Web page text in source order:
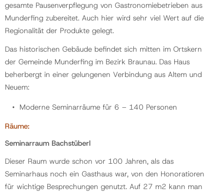
Gemeinde
Kontakt
gesamte Pausenverpflegung von Gastronomiebetrieben aus
Munderfing zubereitet. Auch hier wird sehr viel Wert auf die
Regionalität der Produkte gelegt.
Das historischen Gebäude befindet sich mitten im Ortskern
der Gemeinde Munderfing im Bezirk Braunau. Das Haus
beherbergt in einer gelungenen Verbindung aus Altem und
Neuem:
Moderne Seminarräume für 6 – 140 Personen
Räume:
Seminarraum Bachstüberl
Dieser Raum wurde schon vor 100 Jahren, als das
Seminarhaus noch ein Gasthaus war, von den Honoratioren
für wichtige Besprechungen genutzt. Auf 27 m2 kann man